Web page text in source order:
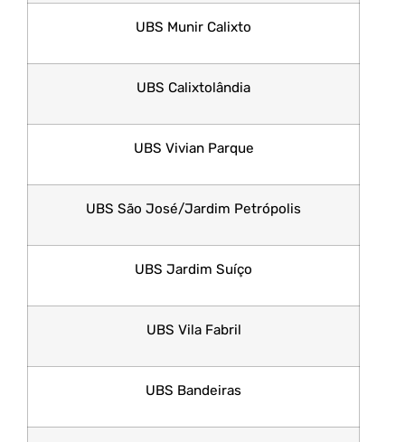
UBS Munir Calixto
UBS Calixtolândia
UBS Vivian Parque
UBS São José/Jardim Petrópolis
UBS Jardim Suíço
UBS Vila Fabril
UBS Bandeiras